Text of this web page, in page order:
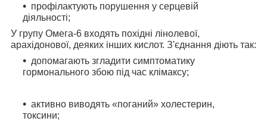
профілактують порушення у серцевій
діяльності;
У групу Омега-6 входять похідні лінолевої,
арахідонової, деяких інших кислот. З'єднання діють так:
допомагають згладити симптоматику
гормонального збою під час клімаксу;
активно виводять «поганий» холестерин,
токсини;